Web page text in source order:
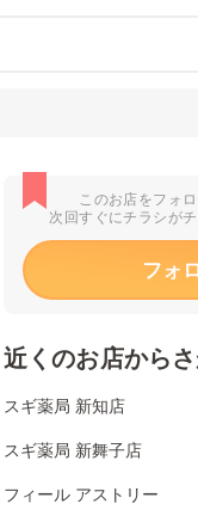
このお店をフォ
次回すぐにチラシが
フォ
近くのお店から
スギ薬局 新知店
スギ薬局 新舞子店
フィール アストリー